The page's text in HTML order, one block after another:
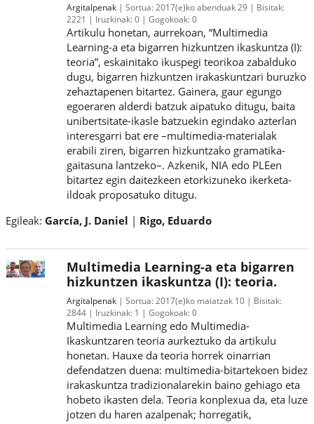
Argitalpenak Sortua: 2017(e)ko abenduak 29
Bisitak:
2221
Iruzkinak:0 Gogokoak:0
Artikulu honetan, aurrekoan, “Multimedia
Learning-a eta bigarren hizkuntzen ikaskuntza (I):
teoria”, eskainitako ikuspegi teorikoa zabalduko
dugu, bigarren hizkuntzen irakaskuntzari buruzko
zehaztapenen bitartez. Gainera, gaur egungo
egoeraren alderdi batzuk aipatuko ditugu, baita
unibertsitate-ikasle batzuekin egindako azterlan
interesgarri bat ere –multimedia-materialak
erabili ziren, bigarren hizkuntzako gramatika-
gaitasuna lantzeko–. Azkenik, NIA edo PLEen
bitartez egin daitezkeen etorkizuneko ikerketa-
ildoak proposatuko ditugu.
Egileak: García, J. Daniel Rigo, Eduardo
Multimedia Learning-a eta bigarren
hizkuntzen ikaskuntza (I): teoria.
Argitalpenak Sortua: 2017(e)ko maiatzak 10
Bisitak:
2844
Iruzkinak: 1 Gogokoak:0
Multimedia Learning edo Multimedia-
Ikaskuntzaren teoria aurkeztuko da artikulu
honetan. Hauxe da teoria horrek oinarrian
defendatzen duena: multimedia-bitartekoen bidez
irakaskuntza tradizionalarekin baino gehiago eta
hobeto ikasten dela. Teoria konplexua da, eta luze
jotzen du haren azalpenak; horregatik,